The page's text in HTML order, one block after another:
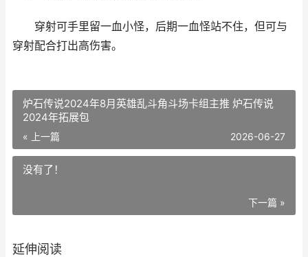
穿射可手里留一血小怪，后期一血怪站不住，但可与
穿射配合打出高伤害。
炉石传说2024年8月英雄乱斗角斗场卡组主推 炉石传说
2024年拓展包
« 上一篇 2026-06-27
没有了！
下一篇 »
延伸阅读